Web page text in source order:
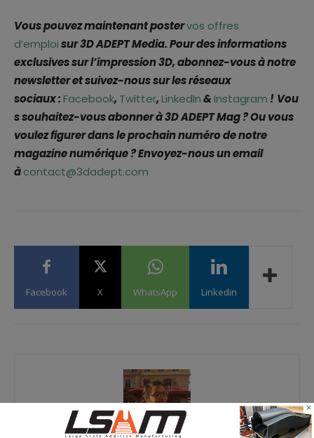
Vous pouvez maintenant postervos offres
d’emploisur 3D ADEPT Media. Pour des informations
exclusives sur l’impression 3D, abonnez-vous à notre
newsletter et suivez-nous sur les réseaux
sociaux :Facebook,Twitter,LinkedIn&Instagram ! Vou
s souhaitez-vous abonner à 3D ADEPT Mag ? Ou vous
voulez figurer dans le prochain numéro de notre
magazine numérique ? Envoyez-nous un email
àcontact@3dadept.com
Facebook X WhatsApp Linkedin
×